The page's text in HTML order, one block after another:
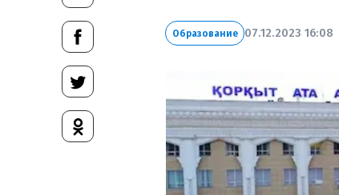
Образование 07.12.2023 16:08